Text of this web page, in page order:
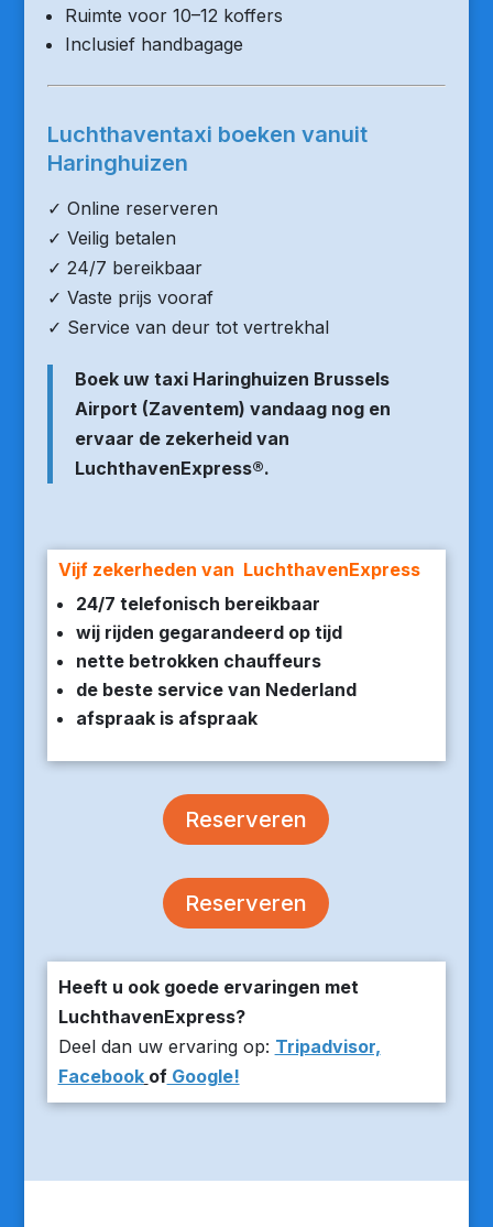
Ruimte voor 10–12 koffers
Inclusief handbagage
Luchthaventaxi boeken vanuit
Haringhuizen
✓ Online reserveren
✓ Veilig betalen
✓ 24/7 bereikbaar
✓ Vaste prijs vooraf
✓ Service van deur tot vertrekhal
Boek uw taxi Haringhuizen Brussels
Airport (Zaventem) vandaag nog en
ervaar de zekerheid van
LuchthavenExpress®.
Vijf zekerheden van LuchthavenExpress
24/7 telefonisch bereikbaar
wij rijden gegarandeerd op tijd
nette betrokken chauffeurs
de beste service van Nederland
afspraak is afspraak
Reserveren
Reserveren
Heeft u ook goede ervaringen met
LuchthavenExpress?
Deel dan uw ervaring op: Tripadvisor,
Facebook ofGoogle!